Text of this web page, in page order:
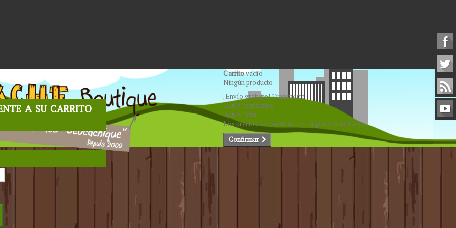
Carritovacío
Ningún producto
¡Envío gratuito!Transporte
0,00 € Impuestos
0,00 €Total
Los precios se muestran con impuestos incluidos
Confirmar
a su carrito